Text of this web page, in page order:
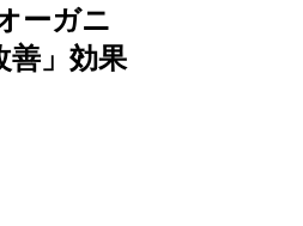
ーガニ
善」効果